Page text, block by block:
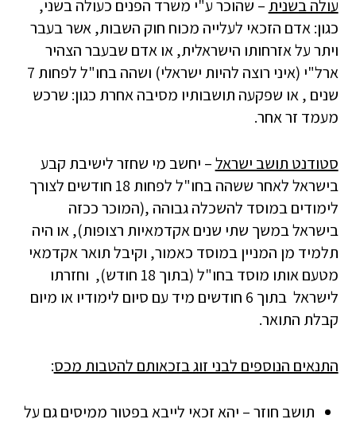
עולה בשנית – שהוכר ע"י משרד הפנים כעולה בשני,
כגון: אדם הזכאי לעלייה מכוח חוק השבות, אשר בעבר
ויתר על אזרחותו הישראלית, או אדם שבעבר הצהיר
ארל"י (איני רוצה להיות ישראלי) ושהה בחו"ל לפחות 7
שנים , או שפקעה תושבותיו מסיבה אחרת כגון: שרכש
מעמד זר אחר.
סטודנט תושב ישראל– יחשב מי שחזר לישיבת קבע
בישראל לאחר ששהה בחו"ל לפחות 18 חודשים לצורך
לימודים במוסד להשכלה גבוהה ,(המוכר ככזה
בישראל במשך שתי שנים אקדמאיות רצופות), או היה
תלמיד מן המניין במוסד כאמור, וקיבל תואר אקדמאי
מטעם אותו מוסד בחו"ל (בתוך 18 חודש), וחזרתו
לישראל בתוך 6 חודשים מיד עם סיום לימודיו או מיום
קבלת התואר.
התנאים הנוספים לבני זוג בזכאותם להטבות מכס:
תושב חוזר – יהא זכאי לייבא בפטור ממיסים גם על